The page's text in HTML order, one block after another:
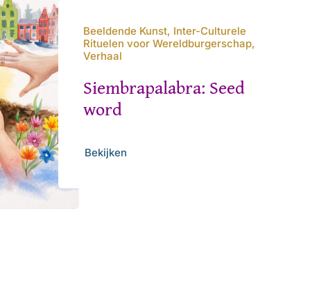
Beeldende Kunst, Inter-Culturele
Rituelen voor Wereldburgerschap,
Verhaal
Siembrapalabra: Seed
word
Bekijken